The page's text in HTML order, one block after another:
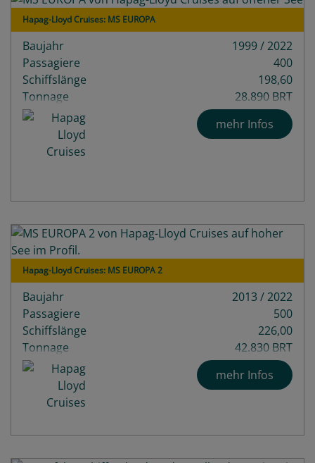
Hapag-Lloyd Cruises: MS EUROPA
Baujahr
1999 / 2022
Passagiere
400
Schiffslänge
198,60
Tonnage
28.890 BRT
mehr Infos
Hapag-Lloyd Cruises: MS EUROPA 2
Baujahr
2013 / 2022
Passagiere
500
Schiffslänge
226,00
Tonnage
42.830 BRT
Decks
10
mehr Infos